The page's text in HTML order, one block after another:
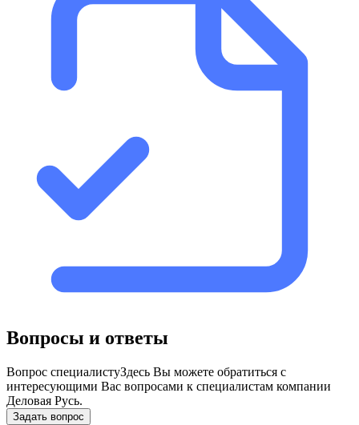
Вопросы и ответы
Вопрос специалистуЗдесь Вы можете обратиться с
интересующими Вас вопросами к специалистам компании
Деловая Русь.
Задать вопрос